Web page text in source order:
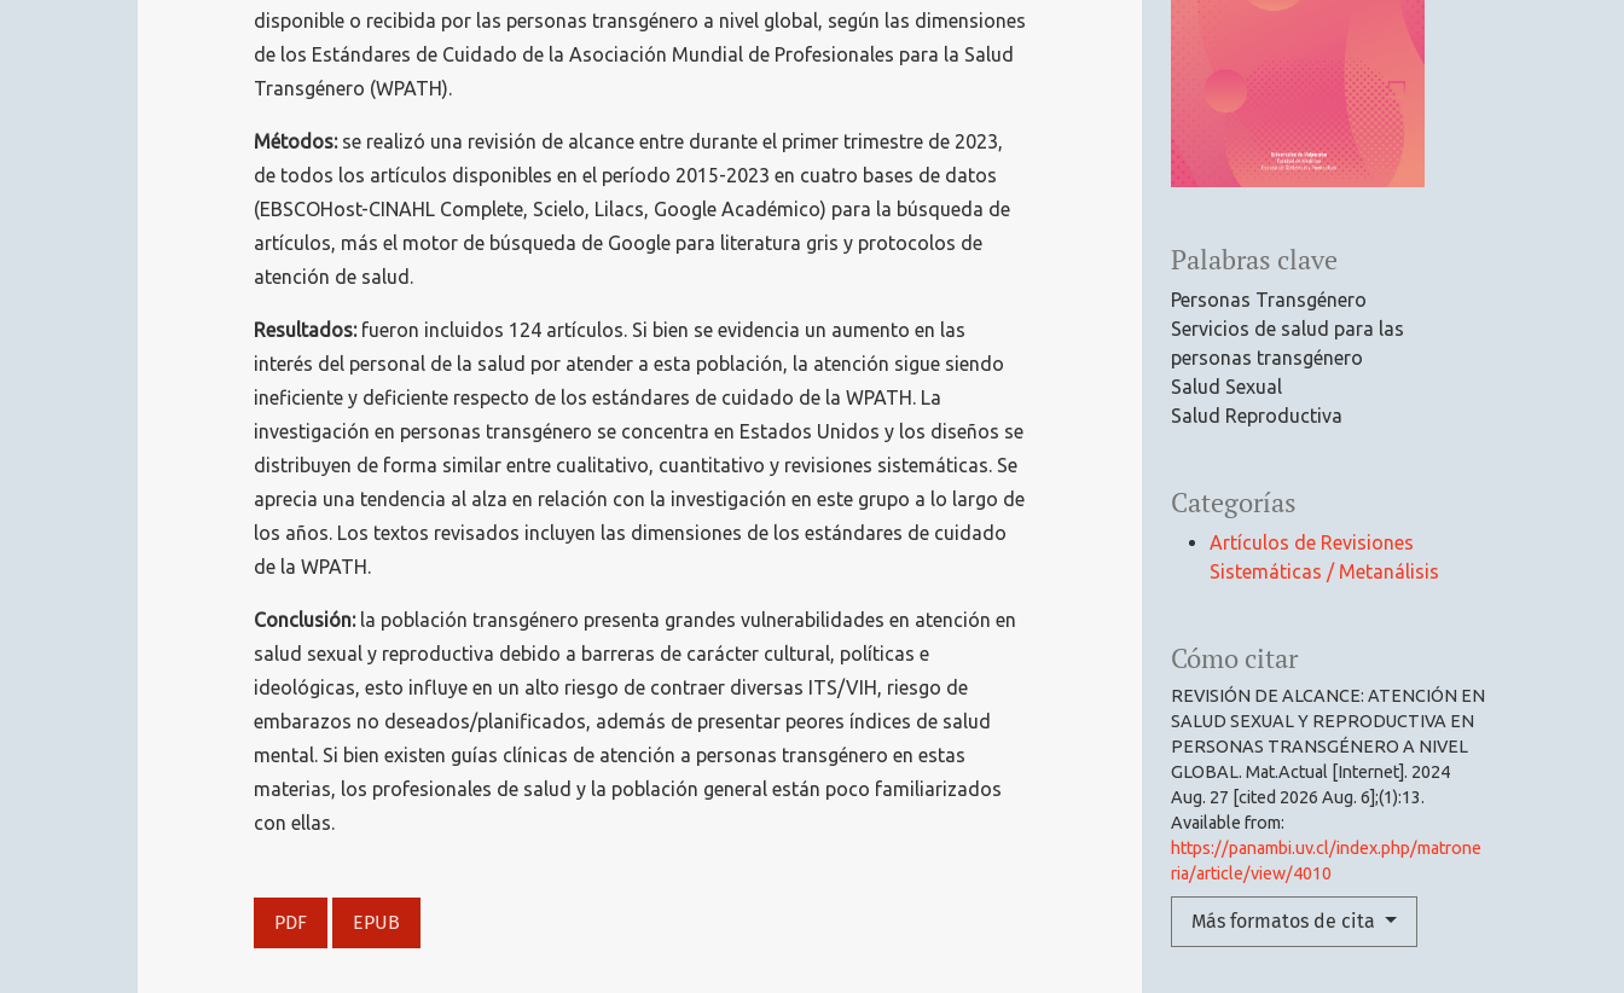
Palabras clave
Personas Transgénero
Servicios de salud para las
personas transgénero
Salud Sexual
Salud Reproductiva
Categorías
Artículos de Revisiones
Sistemáticas / Metanálisis
Cómo citar
REVISIÓN DE ALCANCE: ATENCIÓN EN
SALUD SEXUAL Y REPRODUCTIVA EN
PERSONAS TRANSGÉNERO A NIVEL
GLOBAL. Mat.Actual [Internet]. 2024
Aug. 27 [cited 2026 Aug. 6];(1):13.
Available from:
https://panambi.uv.cl/index.php/matrone
ria/article/view/4010
Más formatos de cita
disponible o recibida por las personas transgénero a nivel global, según las dimensiones
de los Estándares de Cuidado de la Asociación Mundial de Profesionales para la Salud
Transgénero (WPATH).
Métodos:se realizó una revisión de alcance entre durante el primer trimestre de 2023,
de todos los artículos disponibles en el período 2015-2023 en cuatro bases de datos
(EBSCOHost-CINAHL Complete, Scielo, Lilacs, Google Académico) para la búsqueda de
artículos, más el motor de búsqueda de Google para literatura gris y protocolos de
atención de salud.
Resultados:fueron incluidos 124 artículos. Si bien se evidencia un aumento en las
interés del personal de la salud por atender a esta población, la atención sigue siendo
ineficiente y deficiente respecto de los estándares de cuidado de la WPATH. La
investigación en personas transgénero se concentra en Estados Unidos y los diseños se
distribuyen de forma similar entre cualitativo, cuantitativo y revisiones sistemáticas. Se
aprecia una tendencia al alza en relación con la investigación en este grupo a lo largo de
los años. Los textos revisados incluyen las dimensiones de los estándares de cuidado
de la WPATH.
Conclusión:la población transgénero presenta grandes vulnerabilidades en atención en
salud sexual y reproductiva debido a barreras de carácter cultural, políticas e
ideológicas, esto influye en un alto riesgo de contraer diversas ITS/VIH, riesgo de
embarazos no deseados/planificados, además de presentar peores índices de salud
mental. Si bien existen guías clínicas de atención a personas transgénero en estas
materias, los profesionales de salud y la población general están poco familiarizados
con ellas.
PDF EPUB